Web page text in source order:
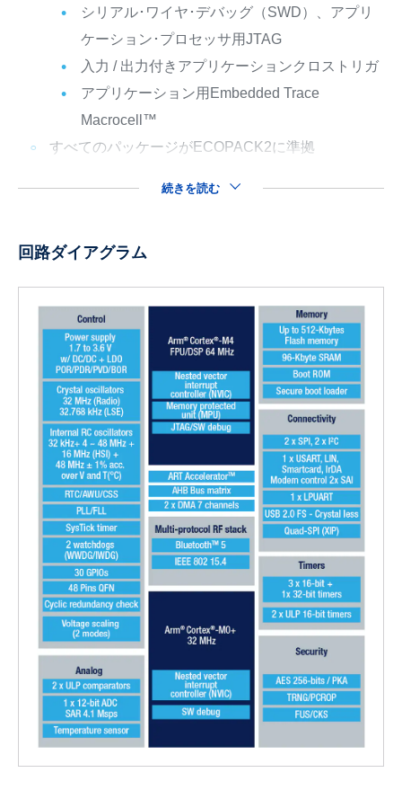
シリアル･ワイヤ･デバッグ（SWD）、アプリ
ケーション･プロセッサ用JTAG
入力 / 出力付きアプリケーションクロストリガ
アプリケーション用Embedded Trace
Macrocell™
すべてのパッケージがECOPACK2に準拠
続きを読む
回路ダイアグラム